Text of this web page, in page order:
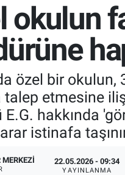
okulun
özel bir okulun,
talep etmesine
E.G. hakkında
istinafa
MERKEZI 22.05.2026 - 09:34
YAYINLANMA
ve Fikstür